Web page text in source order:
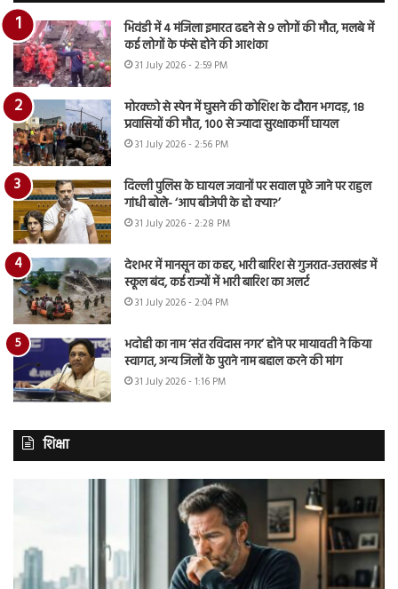
भिवंडी में 4 मंजिला इमारत ढहने से 9 लोगों की मौत, मलबे में
कई लोगों के फंसे होने की आशंका
31 July 2026 - 2:59 PM
मोरक्को से स्पेन में घुसने की कोशिश के दौरान भगदड़, 18
प्रवासियों की मौत, 100 से ज्यादा सुरक्षाकर्मी घायल
31 July 2026 - 2:56 PM
दिल्ली पुलिस के घायल जवानों पर सवाल पूछे जाने पर राहुल
गांधी बोले- ‘आप बीजेपी के हो क्या?’
31 July 2026 - 2:28 PM
देशभर में मानसून का कहर, भारी बारिश से गुजरात-उत्तराखंड में
स्कूल बंद, कई राज्यों में भारी बारिश का अलर्ट
31 July 2026 - 2:04 PM
भदोही का नाम ‘संत रविदास नगर’ होने पर मायावती ने किया
स्वागत, अन्य जिलों के पुराने नाम बहाल करने की मांग
31 July 2026 - 1:16 PM
शिक्षा